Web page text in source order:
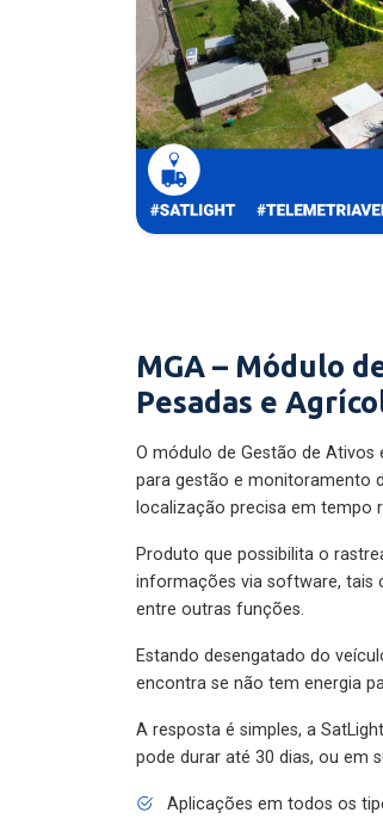
MGA – Módulo
Pesadas e
O módulo de Gestão de
para gestão e monitoramento
localização precisa em tempo
Produto que possibilita o
informações via software, tais
entre outras funções.
Estando desengatado do
encontra se não tem energia
A resposta é simples, a
pode durar até 30 dias, ou em
Aplicações em todos os